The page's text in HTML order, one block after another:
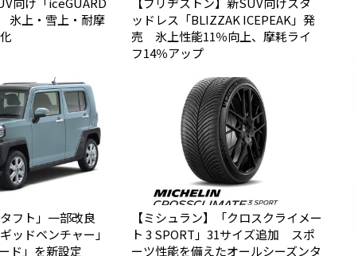
氷上・雪上・耐摩
ッドレス「BLIZZAK ICEPEAK」発
売 氷上性能11％向上、摩耗ライ
フ14％アップ
タフト」一部改良
ッドベンチャー」
ド」を新設定
【ミシュラン】「クロスクライメー
ト 3 SPORT」31サイズ追加 スポ
ーツ性能を備えたオールシーズンタ